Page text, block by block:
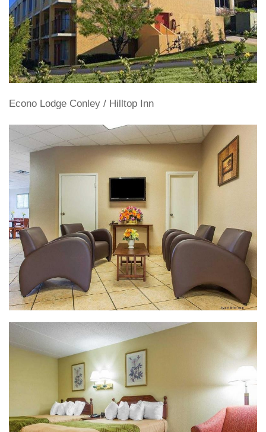
Econo Lodge Conley / Hilltop Inn